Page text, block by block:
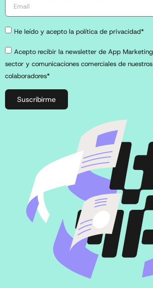
He leído y acepto la política de privacidad*
Acepto recibir la newsletter de App
sector y comunicaciones comerciales de
colaboradores*
Suscribirme